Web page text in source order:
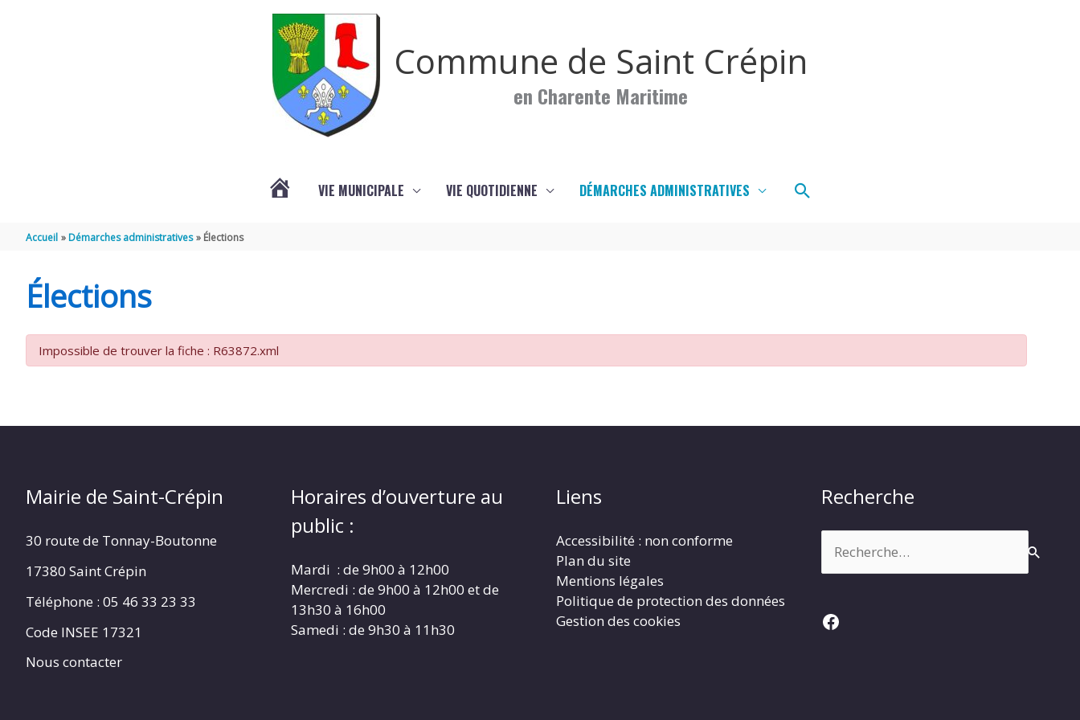
Commune de Saint Crépin
en Charente Maritime
CRÉPIN
VIE MUNICIPALE VIE QUOTIDIENNE DÉMARCHES ADMINISTRATIVES Rechercher
Accueil Démarches administratives Élections
Élections
Impossible de trouver la fiche : R63872.xml
Mairie de Saint-Crépin
30 route de Tonnay-Boutonne
17380 Saint Crépin
Téléphone : 05 46 33 23 33
Code INSEE 17321
Nous contacter
Horaires d’ouverture au
public :
Mardi : de 9h00 à 12h00
Mercredi : de 9h00 à 12h00 et de
13h30 à 16h00
Samedi : de 9h30 à 11h30
Liens
Accessibilité : non conforme
Plan du site
Mentions légales
Politique de protection des données
Gestion des cookies
Recherche
Facebook